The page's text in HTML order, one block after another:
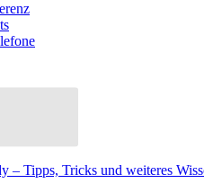
– Tipps, Tricks und weiteres